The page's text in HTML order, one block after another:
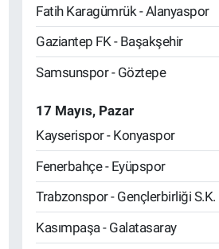
Fatih Karagümrük - Alanyaspor
Gaziantep FK - Başakşehir
Samsunspor - Göztepe
17 Mayıs, Pazar
Kayserispor - Konyaspor
Fenerbahçe - Eyüpspor
Trabzonspor - Gençlerbirliği S.K.
Kasımpaşa - Galatasaray